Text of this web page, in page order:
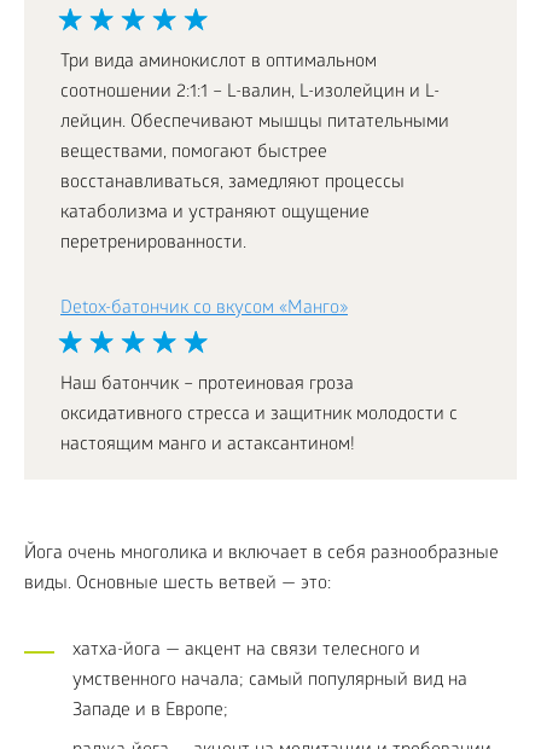
Три вида аминокислот в оптимальном
соотношении 2:1:1 – L-валин, L-изолейцин и L-
лейцин. Обеспечивают мышцы питательными
веществами, помогают быстрее
восстанавливаться, замедляют процессы
катаболизма и устраняют ощущение
перетренированности.
Detox-батончик со вкусом «Манго»
Наш батончик – протеиновая гроза
оксидативного стресса и защитник молодости с
настоящим манго и астаксантином!
Йога очень многолика и включает в себя разнообразные
виды. Основные шесть ветвей — это:
хатха-йога — акцент на связи телесного и
умственного начала; самый популярный вид на
Западе и в Европе;